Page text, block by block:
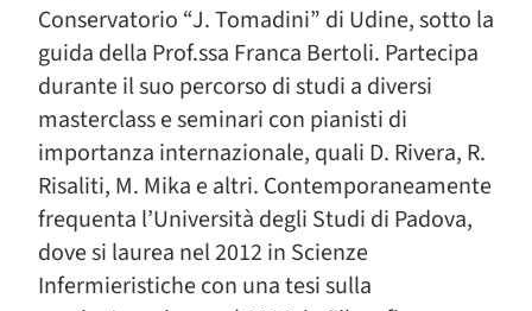
Conservatorio “J. Tomadini” di Udine, sotto la
guida della Prof.ssa Franca Bertoli. Partecipa
durante il suo percorso di studi a diversi
masterclass e seminari con pianisti di
importanza internazionale, quali D. Rivera, R.
Risaliti, M. Mika e altri. Contemporaneamente
frequenta l’Università degli Studi di Padova,
dove si laurea nel 2012 in Scienze
Infermieristiche con una tesi sulla